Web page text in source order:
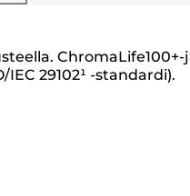
29102¹ -standardi).